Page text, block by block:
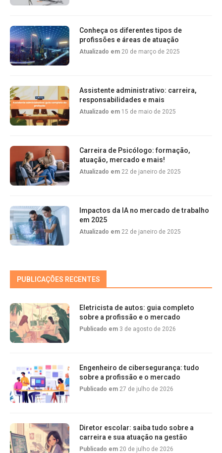
Conheça os diferentes tipos de
profissões e áreas de atuação
Atualizado em 20 de março de 2025
Assistente administrativo: carreira,
responsabilidades e mais
Atualizado em 15 de maio de 2025
Carreira de Psicólogo: formação,
atuação, mercado e mais!
Atualizado em 22 de janeiro de 2025
Impactos da IA no mercado de trabalho
em 2025
Atualizado em 22 de janeiro de 2025
PUBLICAÇÕES RECENTES
Eletricista de autos: guia completo
sobre a profissão e o mercado
Publicado em 3 de agosto de 2026
Engenheiro de cibersegurança: tudo
sobre a profissão e o mercado
Publicado em 27 de julho de 2026
Diretor escolar: saiba tudo sobre a
carreira e sua atuação na gestão
Publicado em 20 de julho de 2026